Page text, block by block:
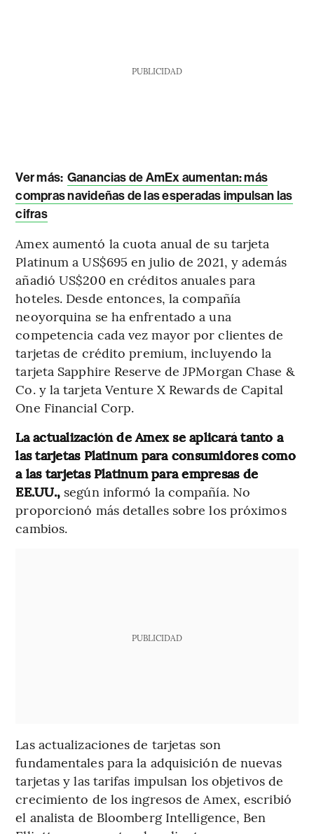
PUBLICIDAD
Ver más: Ganancias de AmEx aumentan: más
compras navideñas de las esperadas impulsan las
cifras
Amex aumentó la cuota anual de su tarjeta
Platinum a US$695 en julio de 2021, y además
añadió US$200 en créditos anuales para
hoteles. Desde entonces, la compañía
neoyorquina se ha enfrentado a una
competencia cada vez mayor por clientes de
tarjetas de crédito premium, incluyendo la
tarjeta Sapphire Reserve de JPMorgan Chase &
Co. y la tarjeta Venture X Rewards de Capital
One Financial Corp.
La actualización de Amex se aplicará tanto a
las tarjetas Platinum para consumidores como
a las tarjetas Platinum para empresas de
EE.UU., según informó la compañía. No
proporcionó más detalles sobre los próximos
cambios.
PUBLICIDAD
Las actualizaciones de tarjetas son
fundamentales para la adquisición de nuevas
tarjetas y las tarifas impulsan los objetivos de
crecimiento de los ingresos de Amex, escribió
el analista de Bloomberg Intelligence, Ben